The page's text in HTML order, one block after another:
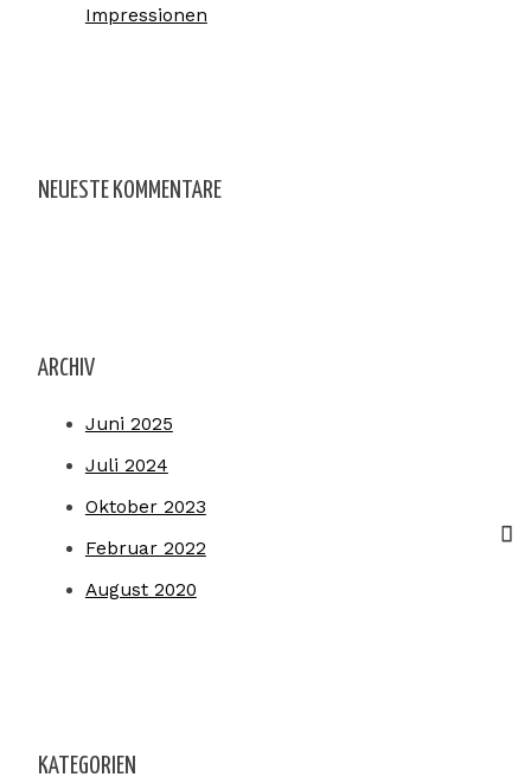
Impressionen
NEUESTE KOMMENTARE
ARCHIV
Juni 2025
Juli 2024
Oktober 2023
Februar 2022
August 2020
KATEGORIEN